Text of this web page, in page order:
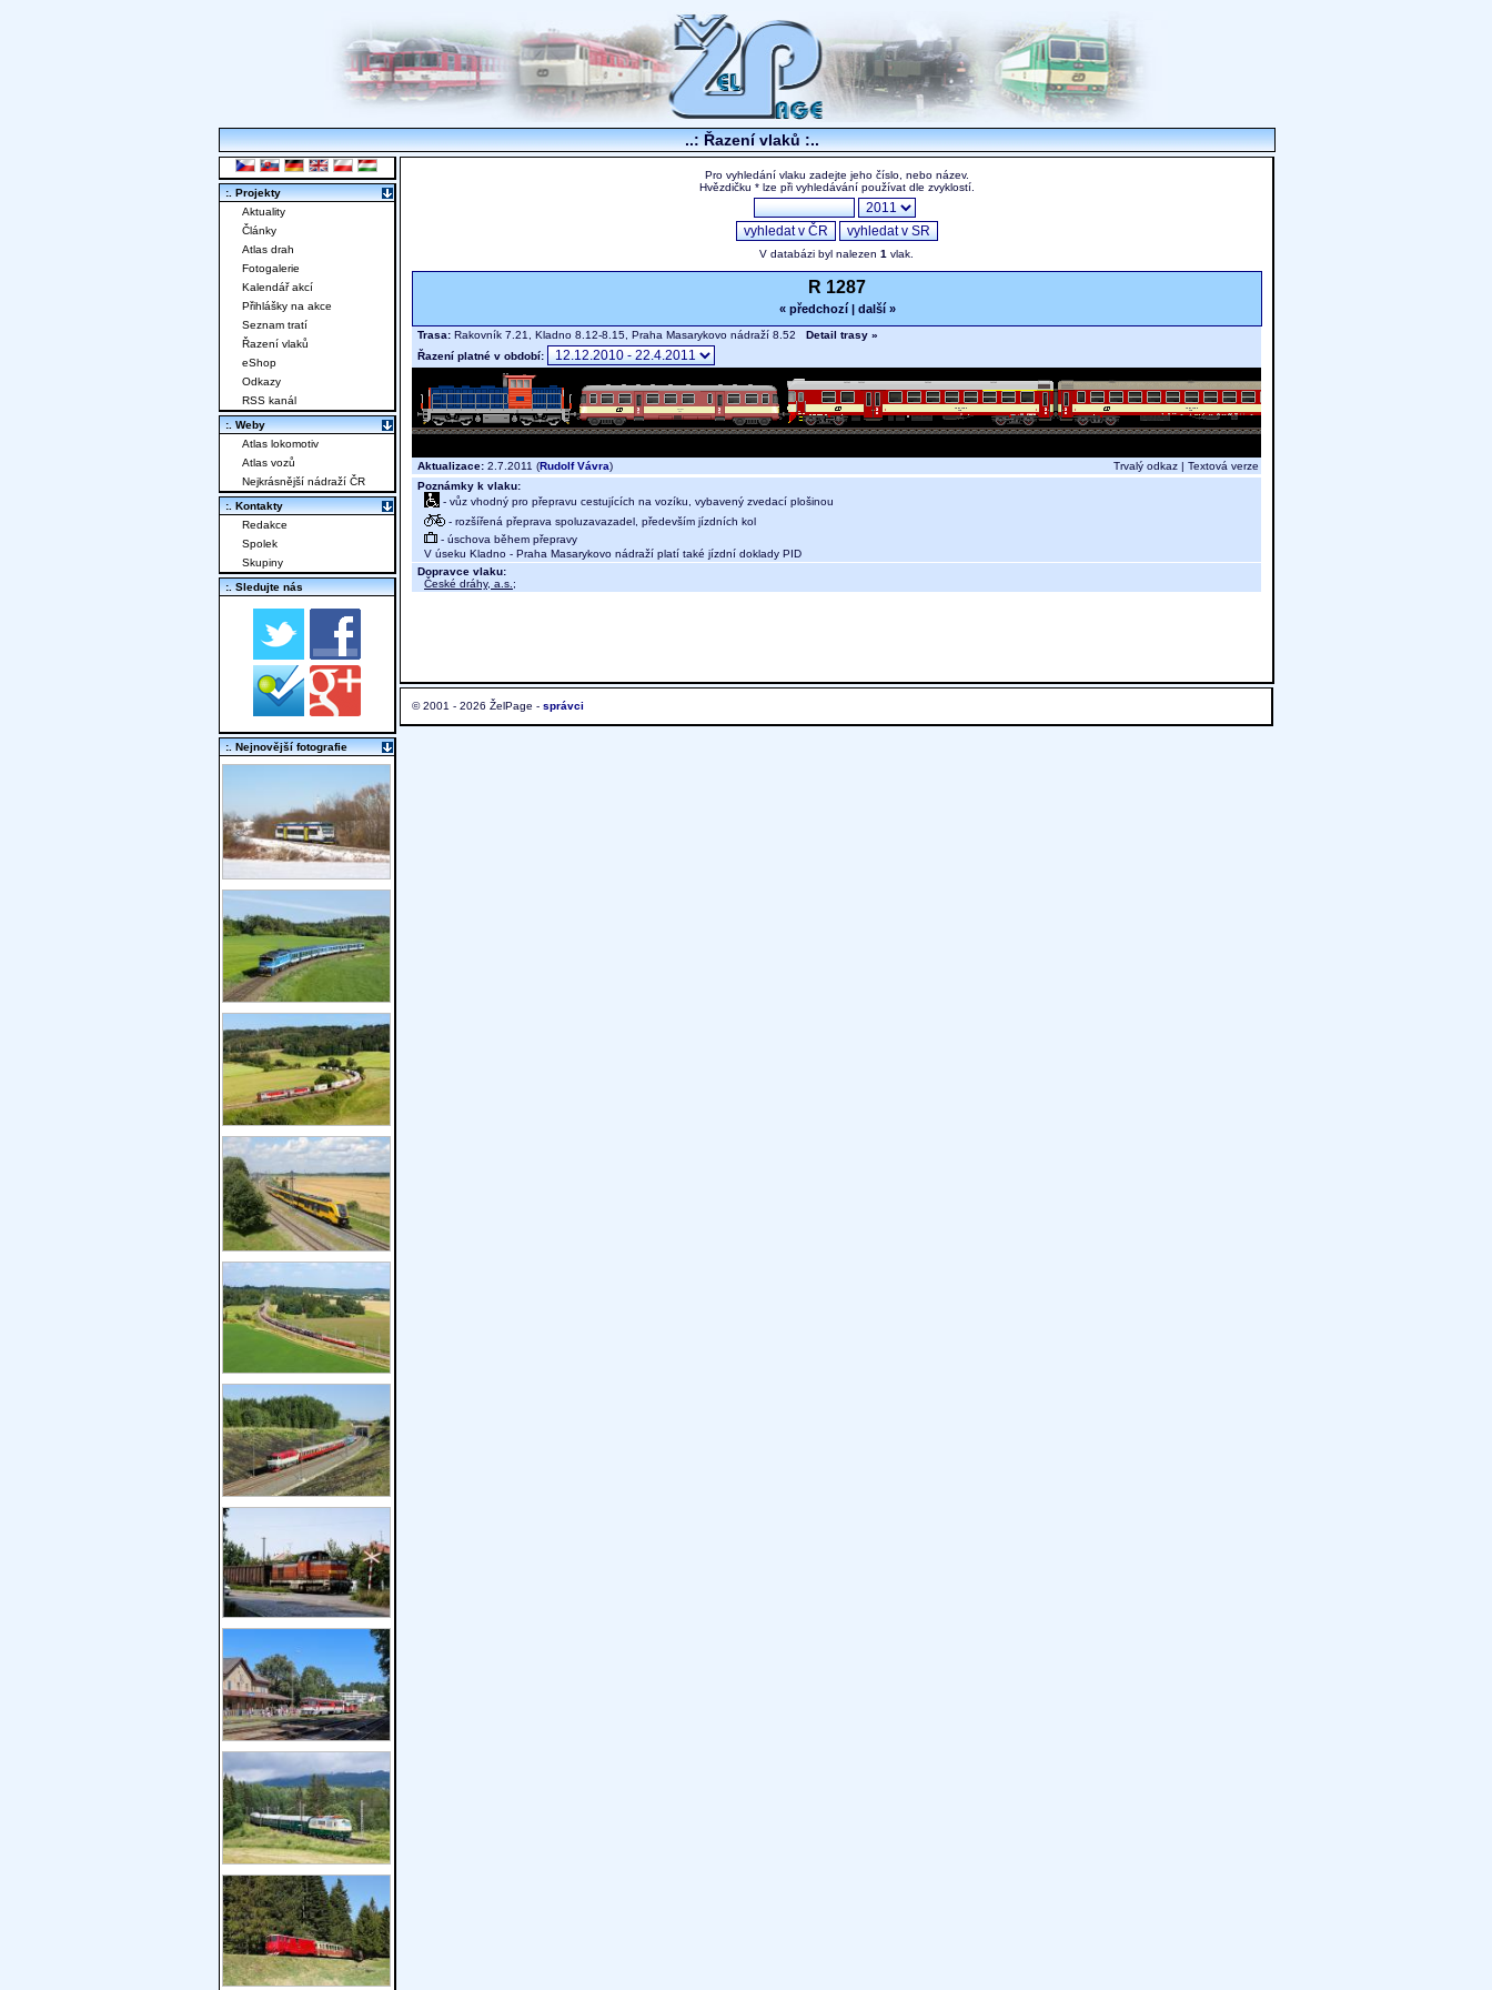
..: Řazení vlaků :..
Pro vyhledání vlaku zadejte jeho číslo, nebo název.
Hvězdičku * lze při vyhledávání používat dle zvyklostí.
V databázi byl nalezen 1 vlak.
R 1287
« předchozí| další »
Trasa: Rakovník 7.21, Kladno 8.12-8.15, Praha Masarykovo nádraží 8.52 Detail trasy »
Řazení platné v období:
Aktualizace: 2.7.2011 (Rudolf Vávra) Trvalý odkaz | Textová verze
Poznámky k vlaku:
- vůz vhodný pro přepravu cestujících na vozíku, vybavený zvedací plošinou
- rozšířená přeprava spoluzavazadel, především jízdních kol
- úschova během přepravy
V úseku Kladno - Praha Masarykovo nádraží platí také jízdní doklady PID
Dopravce vlaku:
České dráhy, a.s. ;
© 2001 - 2026 ŽelPage - správci
:. Projekty
Aktuality
Články
Atlas drah
Fotogalerie
Kalendář akcí
Přihlášky na akce
Seznam tratí
Řazení vlaků
eShop
Odkazy
RSS kanál
:. Weby
Atlas lokomotiv
Atlas vozů
Nejkrásnější nádraží ČR
:. Kontakty
Redakce
Spolek
Skupiny
:. Sledujte nás
:. Nejnovější fotografie